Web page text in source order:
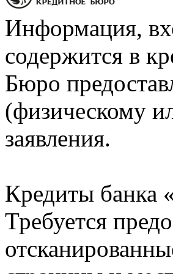
Информация,
содержится в
Бюро
(физическому
заявления.
Кредиты банка
Требуется